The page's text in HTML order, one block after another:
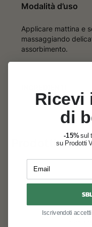
Modalità d’uso
Applicare mattina e
massaggiando
assorbimento.
Prodotti
Ricevi
di
-15%sul
su Prodotti
Email
Iscrivendoti